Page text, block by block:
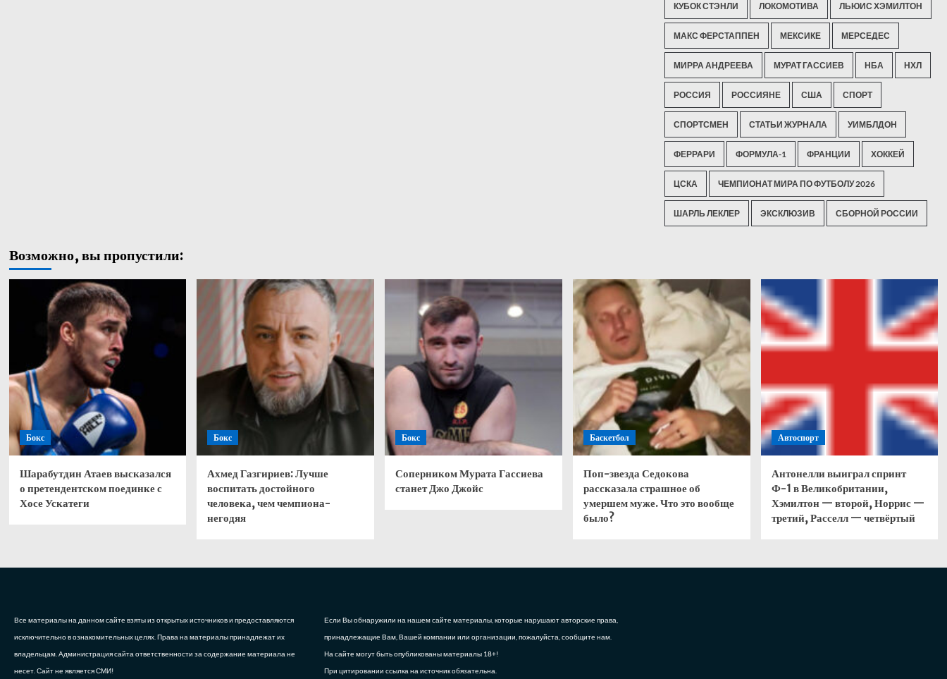
КУБОК СТЭНЛИ ЛОКОМОТИВА ЛЬЮИС ХЭМИЛТОН
МАКС ФЕРСТАППЕН МЕКСИКЕ МЕРСЕДЕС
МИРРА АНДРЕЕВА МУРАТ ГАССИЕВ НБА НХЛ
РОССИЯ РОССИЯНЕ США СПОРТ
СПОРТСМЕН СТАТЬИ ЖУРНАЛА УИМБЛДОН
ФЕРРАРИ ФОРМУЛА-1 ФРАНЦИИ ХОККЕЙ
ЦСКА ЧЕМПИОНАТ МИРА ПО ФУТБОЛУ 2026
ШАРЛЬ ЛЕКЛЕР ЭКСКЛЮЗИВ СБОРНОЙ РОССИИ
Возможно, вы пропустили:
Бокс
Шарабутдин Атаев высказался
о претендентском поединке с
Хосе Ускатеги
Бокс
Ахмед Газгириев: Лучше
воспитать достойного
человека, чем чемпиона-
негодяя
Бокс
Соперником Мурата Гассиева
станет Джо Джойс
Баскетбол
Поп-звезда Седокова
рассказала страшное об
умершем муже. Что это вообще
было?
Автоспорт
Антонелли выиграл спринт
Ф-1 в Великобритании,
Хэмилтон — второй, Норрис —
третий, Расселл — четвёртый
Все материалы на данном сайте взяты из открытых источников и предоставляются
исключительно в ознакомительных целях. Права на материалы принадлежат их
владельцам. Администрация сайта ответственности за содержание материала не
несет. Сайт не является СМИ!
Если Вы обнаружили на нашем сайте материалы, которые нарушают авторские права,
принадлежащие Вам, Вашей компании или организации, пожалуйста, сообщите нам.
На сайте могут быть опубликованы материалы 18+!
При цитировании ссылка на источник обязательна.